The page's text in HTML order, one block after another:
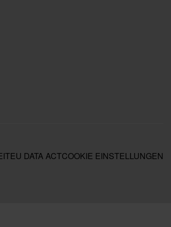
EU DATA ACTCOOKIE EINSTELLUNGEN